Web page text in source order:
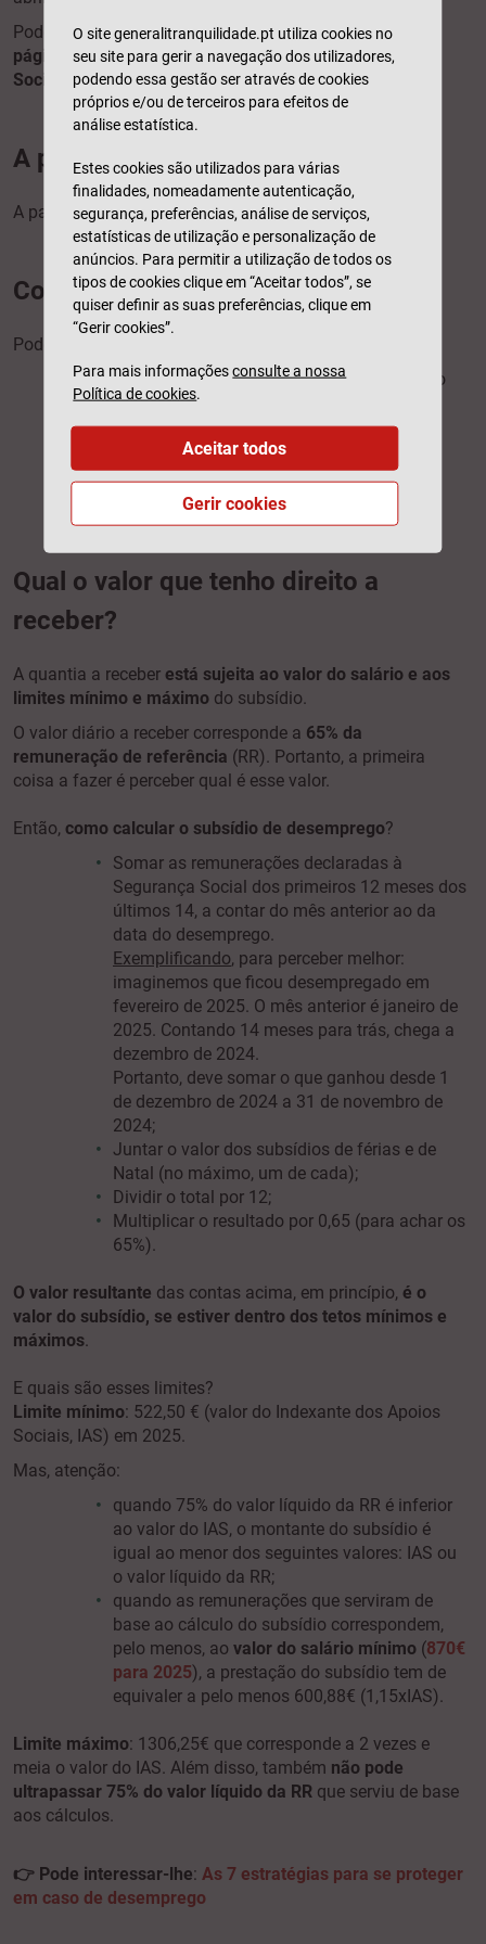
Pode
consultar as tabelasde período de concessão
página sobre o subsídio de desemprego da Segurança
Social
A partir de quando é pago?
A partir da data em que se pede o subsídio.
Como se recebe?
Pode receber através de:
transferência bancária– verifique se tem o
seu IBAN registado na Segurança Social.
Pode fazê-loonlineou nos serviços de
atendimento da Segurança Social;
vale postal– pode levantar nos CTT ou
depositar no seu banco.
Qual o valor que tenho direito a
receber?
A quantia a receber está sujeita ao valor do salário e aos
limites mínimo e máximo do subsídio.
O valor diário a receber corresponde a 65% da
remuneração de referência (RR). Portanto, a primeira
coisa a fazer é perceber qual é esse valor.
Então, como calcular o subsídio de desemprego?
Somar as remunerações declaradas à
Segurança Social dos primeiros 12 meses dos
últimos 14, a contar do mês anterior ao da
data do desemprego.
Exemplificando, para perceber melhor:
imaginemos que ficou desempregado em
fevereiro de 2025. O mês anterior é janeiro de
2025. Contando 14 meses para trás, chega a
dezembro de 2024.
Portanto, deve somar o que ganhou desde 1
de dezembro de 2024 a 31 de novembro de
2024;
Juntar o valor dos subsídios de férias e de
Natal (no máximo, um de cada);
Dividir o total por 12;
Multiplicar o resultado por 0,65 (para achar os
65%).
O valor resultante das contas acima, em princípio, é o
valor do subsídio, se estiver dentro dos tetos mínimos e
máximos.
E quais são esses limites?
Limite mínimo: 522,50 € (valor do Indexante dos Apoios
Sociais, IAS) em 2025.
Mas, atenção:
quando 75% do valor líquido da RR é inferior
ao valor do IAS, o montante do subsídio é
igual ao menor dos seguintes valores: IAS ou
o valor líquido da RR;
quando as remunerações que serviram de
base ao cálculo do subsídio correspondem,
pelo menos, ao valor do salário mínimo (870€
para 2025), a prestação do subsídio tem de
equivaler a pelo menos 600,88€ (1,15xIAS).
Limite máximo: 1306,25€ que corresponde a 2 vezes e
meia o valor do IAS. Além disso, também não pode
ultrapassar 75% do valor líquido da RR que serviu de base
aos cálculos.
👉 Pode interessar-lhe: As 7 estratégias para se proteger
em caso de desemprego
O site generalitranquilidade.pt utiliza cookies no
seu site para gerir a navegação dos utilizadores,
podendo essa gestão ser através de cookies
próprios e/ou de terceiros para efeitos de
análise estatística.
Estes cookies são utilizados para várias
finalidades, nomeadamente autenticação,
segurança, preferências, análise de serviços,
estatísticas de utilização e personalização de
anúncios. Para permitir a utilização de todos os
tipos de cookies clique em “Aceitar todos”, se
quiser definir as suas preferências, clique em
“Gerir cookies”.
Para mais informaçõesconsulte a nossa
Política de cookies.
Gerir cookies
Aceitar todos